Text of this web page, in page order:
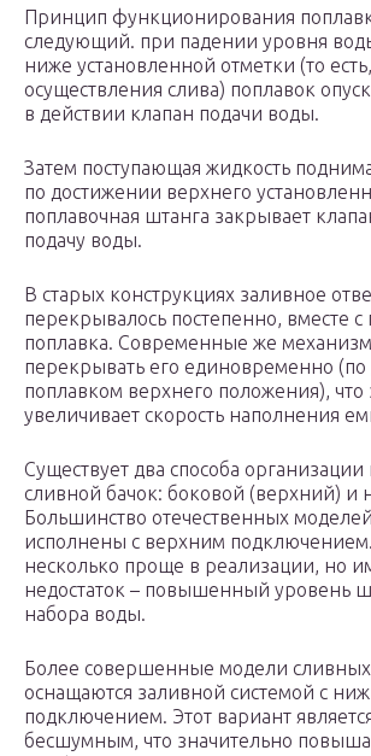
Принцип функционирования
следующий. при падении уровня
ниже установленной отметки (то
осуществления слива) поплавок
в действии клапан подачи воды.
Затем поступающая жидкость
по достижении верхнего
поплавочная штанга закрывает
подачу воды.
В старых конструкциях заливное
перекрывалось постепенно, вместе с
поплавка. Современные же
перекрывать его единовременно
поплавком верхнего положения), что
увеличивает скорость наполнения
Существует два способа
сливной бачок: боковой (верхний) и
Большинство отечественных
исполнены с верхним подключением.
несколько проще в реализации, но
недостаток – повышенный уровень
набора воды.
Более совершенные модели сливных
оснащаются заливной системой с
подключением. Этот вариант
бесшумным, что значительно